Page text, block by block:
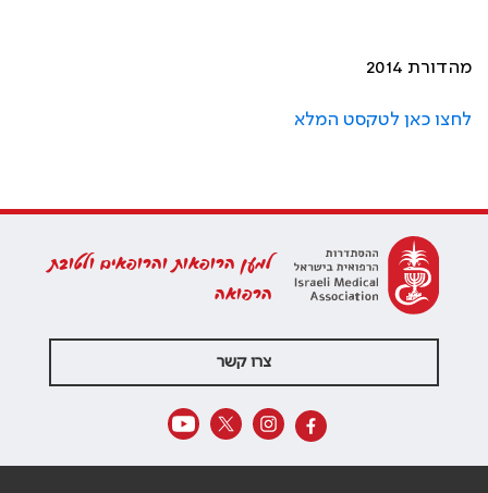
מהדורת 2014
לחצו כאן לטקסט המלא
למען הרופאות והרופאים ולטובת
הרפואה
צרו קשר